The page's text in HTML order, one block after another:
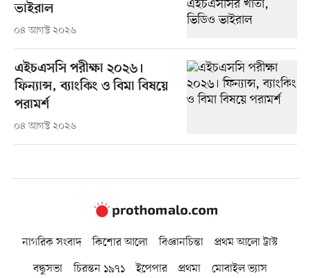
ভাইরাল
০৪ আগস্ট ২০২৬
এইচএসসি পরীক্ষা ২০২৬।
ফিন্যান্স, ব্যাংকিং ও বিমা বিষয়ে
পরামর্শ
০৪ আগস্ট ২০২৬
নাগরিক সংবাদ কিশোর আলো বিজ্ঞানচিন্তা
প্রথম আলো ট্রাস্ট
বন্ধুসভা
চিরন্তন ১৯৭১ ইপেপার প্রথমা মোবাইল ভ্যাস